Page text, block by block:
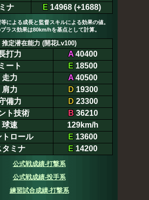
ナ
E 14968 (+1688)
による成長と監督スキルによる効果の値。
ラス効果は80km/hを基点として計算。
推定潜在能力 (開花Lv100)
打力 A40400
ミート
E 18500
走力
A40500
肩力
D19300
備力
D23300
ト技術
B36210
球速
129km/h
トロール
E 13600
タミナ
E 14200
公式戦成績-打撃系
公式戦成績-投手系
練習試合成績-打撃系